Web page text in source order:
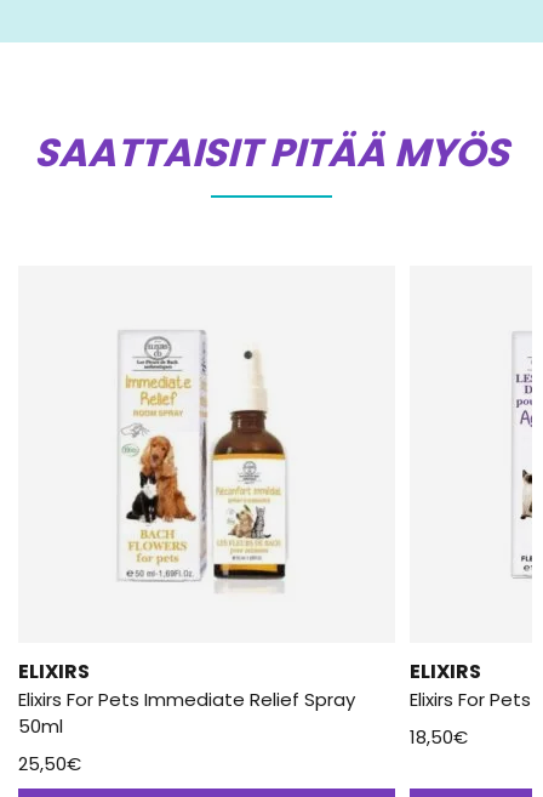
SAATTAISIT PITÄÄ MYÖS
ELIXIRS
Elixirs For Pets Immediate Relief Spray
50ml
25,50€
ELIXIRS
Elixirs For Pets
18,50€